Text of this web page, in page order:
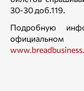
30-30 доб.119.
Подробную